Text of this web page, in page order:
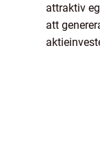
attraktiv
att